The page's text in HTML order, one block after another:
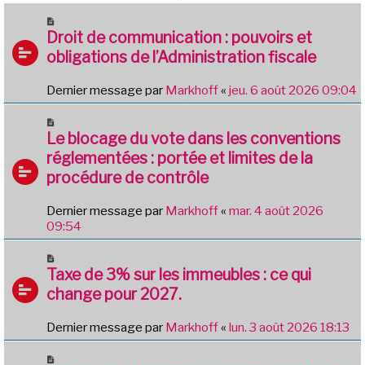
Droit de communication : pouvoirs et
obligations de l’Administration fiscale
Dernier message par Markhoff« jeu. 6 août 2026 09:04
Le blocage du vote dans les conventions
réglementées : portée et limites de la
procédure de contrôle
Dernier message par Markhoff« mar. 4 août 2026
09:54
Taxe de 3% sur les immeubles : ce qui
change pour 2027.
Dernier message par Markhoff« lun. 3 août 2026 18:13